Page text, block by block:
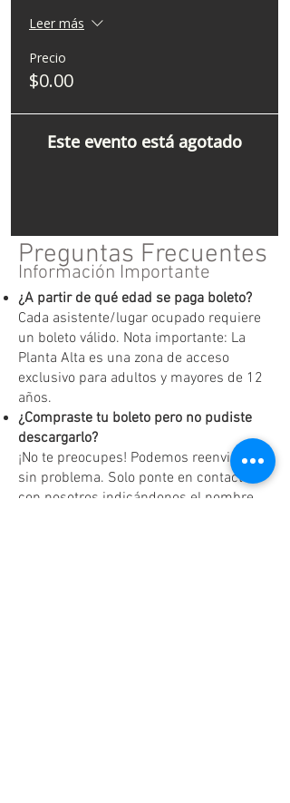
Leer más
Precio
$0.00
Este evento está agotado
Preguntas Frecuentes
Información Importante
¿A partir de qué edad se paga boleto?
Cada asistente/lugar ocupado requiere
un boleto válido. Nota importante: La
Planta Alta es una zona de acceso
exclusivo para adultos y mayores de 12
años.
¿Compraste tu boleto pero no pudiste
descargarlo?
¡No te preocupes! Podemos reenviártelo
sin problema. Solo ponte en contacto
con nosotros indicándonos el nombre